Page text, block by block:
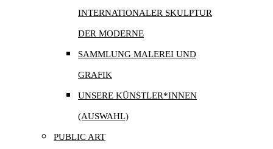
INTERNATIONALER SKULPTUR
DER MODERNE
SAMMLUNG MALEREI UND
GRAFIK
UNSERE KÜNSTLER*INNEN
(AUSWAHL)
PUBLIC ART